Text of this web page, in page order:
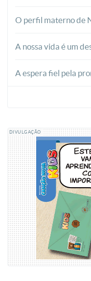
O perfil materno de
A nossa vida é um
A espera fiel pela
DIVULGAÇÃO